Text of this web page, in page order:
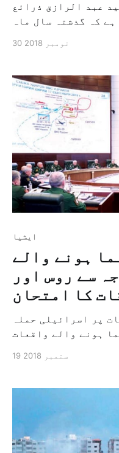
عبد الرازق ذرائع
کہ گذشتہ سال ماہ
بار اعلانیہ طور
ماسکو کی طرف […]
30 نومبر 2018
ايشيا
ہونے والے
سے روس اور
کا امتحان
پر اسرائیلی حملہ
ہونے والے واقعات
اسرائیل اور روس کے
19 ستمبر 2018